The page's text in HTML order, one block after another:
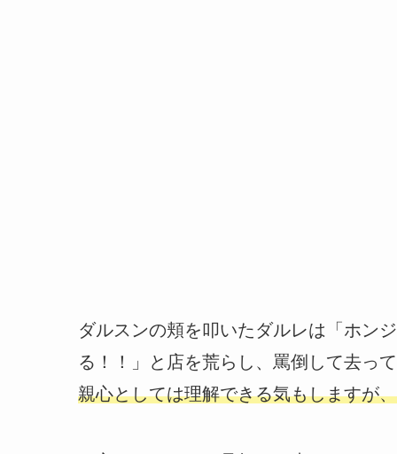
ダルスンの頬を叩いたダルレは「ホン
る！！」と店を荒らし、罵倒して去っ
親心としては理解できる気もしますが